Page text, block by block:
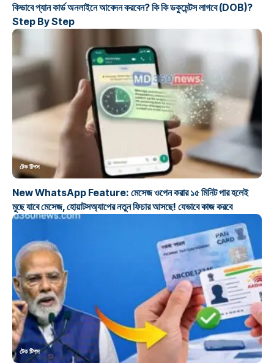
কিভাবে প্যান কার্ড অনলাইনে আবেদন করবেন? কি কি ডকুমেন্টস লাগবে (DOB)?
Step By Step
টেক টিপস
New WhatsApp Feature: মেসেজ ওপেন করার ১৫ মিনিট পার হলেই
মুছে যাবে মেসেজ, হোয়াটসঅ্যাপের নতুন ফিচার আসছে! যেভাবে কাজ করবে
টেক টিপস